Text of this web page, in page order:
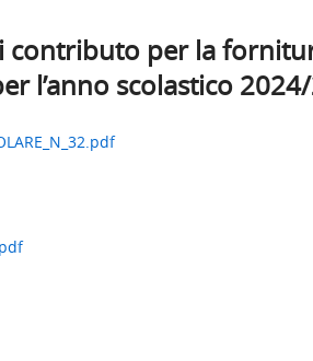
contributo per la
l’anno scolastico